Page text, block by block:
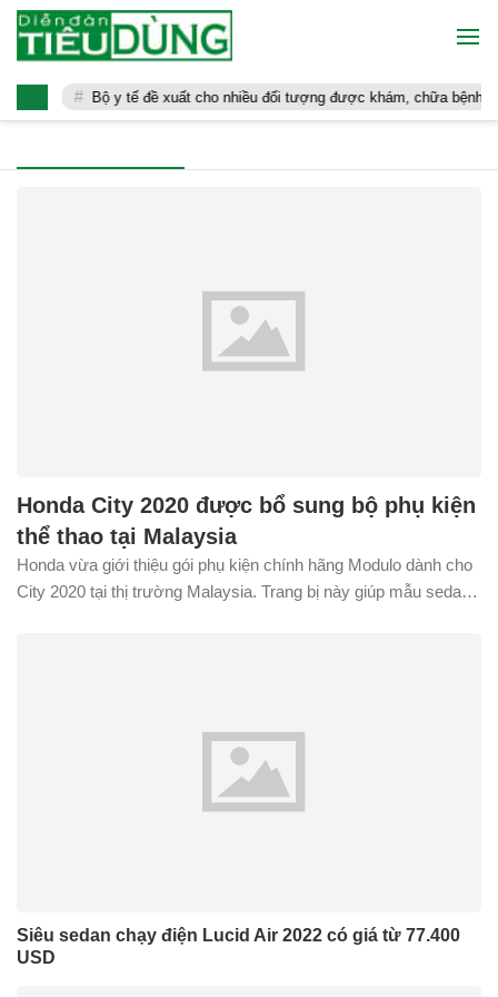
Bộ y tế đề xuất cho nhiều đối tượng được khám, chữa bệnh
Honda City 2020 được bổ sung bộ phụ kiện
thể thao tại Malaysia
Honda vừa giới thiệu gói phụ kiện chính hãng Modulo dành cho
City 2020 tại thị trường Malaysia. Trang bị này giúp mẫu sedan
Siêu sedan chạy điện Lucid Air 2022 có giá từ 77.400
USD